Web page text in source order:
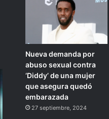
Nueva demanda por
abuso sexual contra
‘Diddy’ de una mujer
que asegura quedó
embarazada
27 septiembre, 2024